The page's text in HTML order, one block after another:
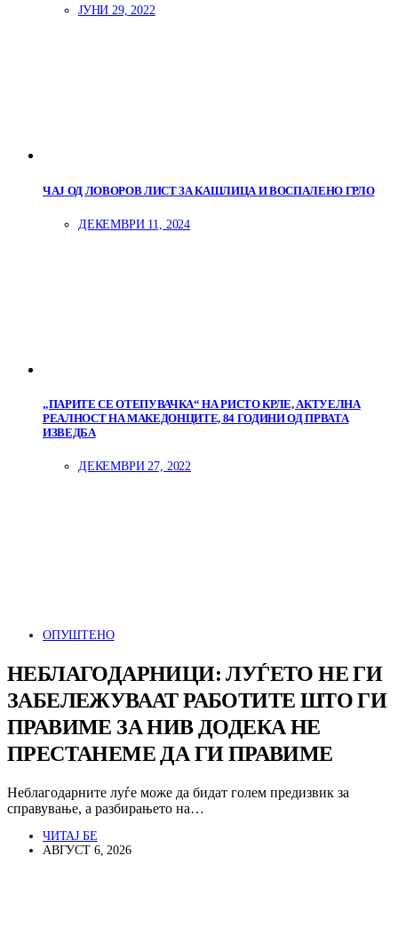
ЈУНИ 29, 2022
ЧАЈ ОД ЛОВОРОВ ЛИСТ ЗА КАШЛИЦА И ВОСПАЛЕНО ГРЛО
ДЕКЕМВРИ 11, 2024
„ПАРИТЕ СЕ ОТЕПУВАЧКА“ НА РИСТО КРЛЕ, АКТУЕЛНА
РЕАЛНОСТ НА МАКЕДОНЦИТЕ, 84 ГОДИНИ ОД ПРВАТА
ИЗВЕДБА
ДЕКЕМВРИ 27, 2022
ОПУШТЕНО
НЕБЛАГОДАРНИЦИ: ЛУЃЕТО НЕ ГИ
ЗАБЕЛЕЖУВААТ РАБОТИТЕ ШТО ГИ
ПРАВИМЕ ЗА НИВ ДОДЕКА НЕ
ПРЕСТАНЕМЕ ДА ГИ ПРАВИМЕ
Неблагодарните луѓе може да бидат голем предизвик за
справување, а разбирањето на…
ЧИТАЈ БЕ
АВГУСТ 6, 2026